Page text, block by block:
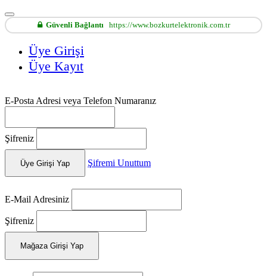
Güvenli Bağlantıhttps://www.bozkurtelektronik.com.tr
Üye Girişi
Üye Kayıt
E-Posta Adresi veya Telefon Numaranız
Şifreniz
Üye Girişi Yap Şifremi Unuttum
E-Mail Adresiniz
Şifreniz
Mağaza Girişi Yap